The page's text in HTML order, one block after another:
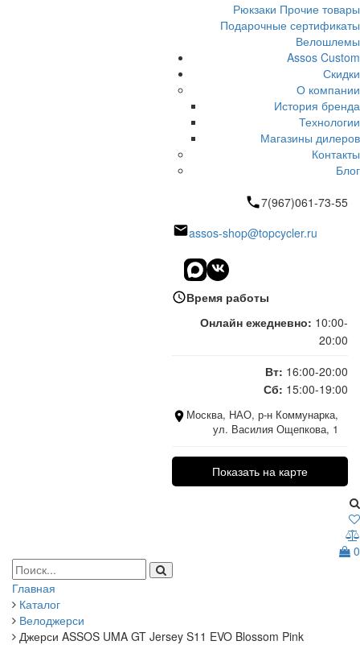
Рюкзаки Прочие товары
Подарочные сертификаты
Велошлемы
Assos Custom
Скидки
О компании
История бренда
Технологии
Магазины дилеров
Контакты
Блог
7(967)061-73-55
assos-shop@topcycler.ru
Время работы
Онлайн ежедневно: 10:00-
20:00
Вт: 16:00-20:00
Сб: 15:00-19:00
Москва, НАО, р-н Коммунарка,
ул. Василия Ощепкова, 1
Показать на карте
0
Главная
Каталог
Велоджерси
Джерси ASSOS UMA GT Jersey S11 EVO Blossom Pink